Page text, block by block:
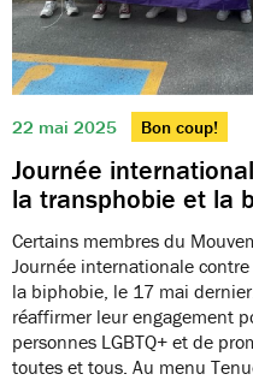
22 mai 2025 Bon coup!
Journée
la transphobie et la
Certains membres du
Journée internationale
la biphobie, le 17 mai
réaffirmer leur engagement
personnes LGBTQ+ et de
toutes et tous. Au menu